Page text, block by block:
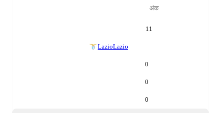
अंक
11
LazioLazio
0
0
0